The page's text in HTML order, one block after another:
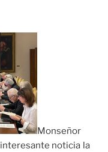
Monseñor
noticia la